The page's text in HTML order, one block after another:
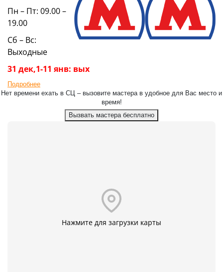
Пн – Пт: 09.00 –
19.00
Сб – Вс:
Выходные
31 дек,1-11 янв: вых
Подробнее
Нет времени ехать в СЦ – вызовите мастера в удобное для Вас место и
время!
Вызвать мастера бесплатно
Нажмите для загрузки карты